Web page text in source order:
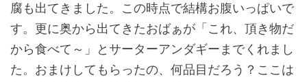
腐も出てきました。この時点で結構お腹いっぱいで
す。更に奥から出てきたおばぁが「これ、頂き物だ
から食べて～」とサーターアンダギーまでくれまし
た。おまけしてもらったの、何品目だろう？ここは